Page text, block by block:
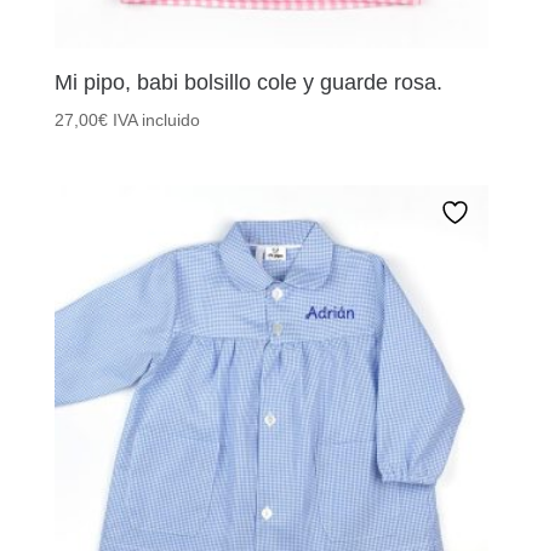
Mi pipo, babi bolsillo cole y guarde rosa.
27,00€ IVA incluido